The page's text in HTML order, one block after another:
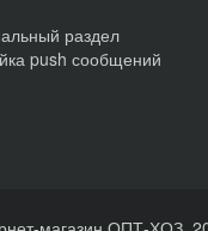
раздел
push сообщений